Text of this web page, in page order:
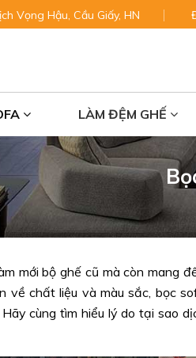
Vọng Hậu, Cầu Giấy, HN
LÀM ĐỆM GHẾ
mới bộ ghế cũ mà còn mang
về chất liệu và màu sắc, bọc
cùng tìm hiểu lý do tại sao